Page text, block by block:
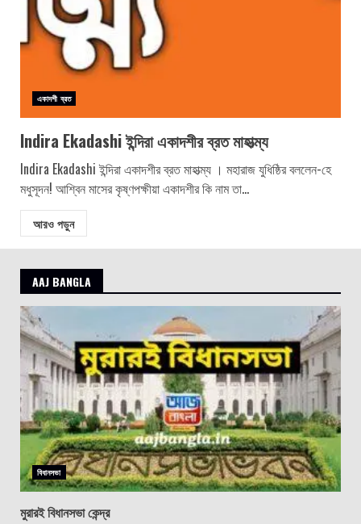
একাদশী ব্রত
Indira Ekadashi ইন্দিরা একাদশীর ব্রত মাহাত্ম্য
Indira Ekadashi ইন্দিরা একাদশীর ব্রত মাহাত্ম্য । মহারাজ যুধিষ্ঠির বললেন-হে
মধুসূদন! আশ্বিন মাসের কৃষ্ণপক্ষীয়া একাদশীর কি নাম তা...
আরও পড়ুন
AAJ BANGLA
বিধানসভা
মুরারই বিধানসভা কেন্দ্র